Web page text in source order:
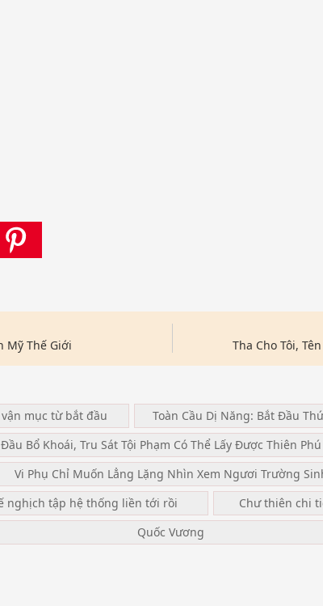
Mỹ Thế Giới
Tha Cho Tôi,
mục từ bắt đầu
Toàn Cầu Dị Năng: Bắt Đầu
Bổ Khoái, Tru Sát Tội Phạm Có Thể Lấy Được Thiên
Vi Phụ Chỉ Muốn Lẳng Lặng Nhìn Xem Ngươi Trường
nghịch tập hệ thống liền tới rồi
Chư thiên chi
Quốc Vương